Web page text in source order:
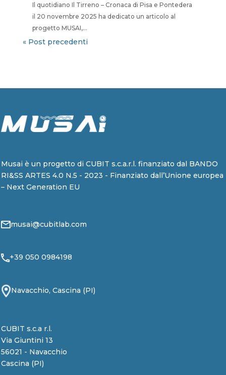
Il quotidiano Il Tirreno – Cronaca di Pisa e Pontedera
il 20 novembre 2025 ha dedicato un articolo al
progetto MUSAI,...
« Post precedenti
Musai è un progetto di CUBIT s.c.a.r.l. finanziato dal BANDO
RI&SS ARTES 4.0 N.5 - 2023 - Finanziato dall’Unione europea
– Next Generation EU
musai@cubitlab.com
+39 050 0984198
Navacchio, Cascina (PI)
CUBIT s.c.a r.l.
Via Giuntini 13
56021 - Navacchio
Cascina (PI)